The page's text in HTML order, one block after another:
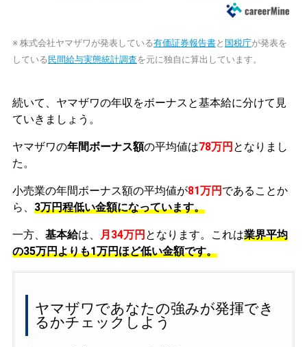
※ 株式会社ヤマザワが発表している有価証券報告書と 国税庁が発表を
している 民間給与実態統計調査を元に独自に算出しています。
続いて、ヤマザワの年収をボーナスと基本給に分けて見
ていきましょう。
ヤマザワの年間ボーナス額の平均値は78万円 となりまし
た。
小売業の年間ボーナス額の平均値が81万円 であることか
ら、 3万円程低い金額になっています。
一方、 基本給は、 月34万円 となります。これは業界平均
の35万円よりも1万円ほど低い金額です。
ヤマザワであなたの強みが発揮でき
るかチェックしよう